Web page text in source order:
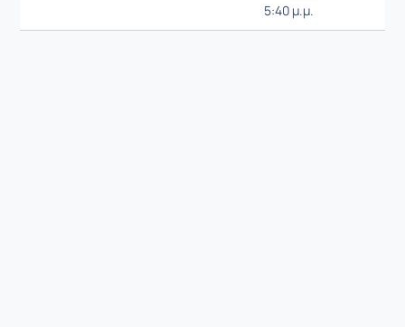
5:40 μ.μ.